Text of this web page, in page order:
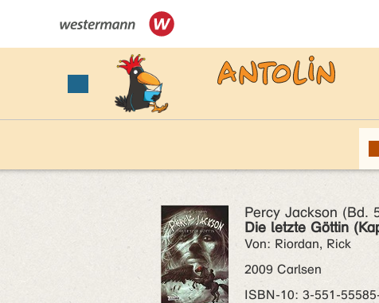
Percy Jackson (Bd.
Die letzte Göttin
Von: Riordan, Rick
2009 Carlsen
ISBN‑10: 3-551-